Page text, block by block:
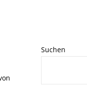
Suchen